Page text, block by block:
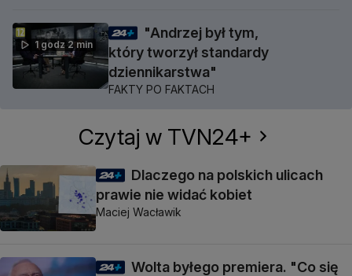
1 godz 2 min
"Andrzej był tym,
który tworzył standardy
dziennikarstwa"
FAKTY PO FAKTACH
Czytaj w TVN24+
Dlaczego na polskich ulicach
prawie nie widać kobiet
Maciej Wacławik
Wolta byłego premiera. "Co się